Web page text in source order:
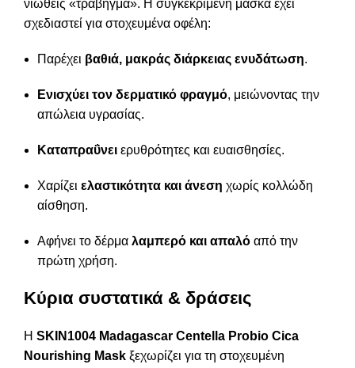
νιώθεις «τράβηγμα». Η συγκεκριμένη μάσκα έχει
σχεδιαστεί για στοχευμένα οφέλη:
Παρέχει βαθιά, μακράς διάρκειας ενυδάτωση.
Ενισχύει τον δερματικό φραγμό, μειώνοντας την
απώλεια υγρασίας.
Καταπραΰνει ερυθρότητες και ευαισθησίες.
Χαρίζει ελαστικότητα και άνεση χωρίς κολλώδη
αίσθηση.
Αφήνει το δέρμα λαμπερό και απαλό από την
πρώτη χρήση.
Κύρια συστατικά & δράσεις
Η SKIN1004 Madagascar Centella Probio Cica
Nourishing Mask ξεχωρίζει για τη στοχευμένη